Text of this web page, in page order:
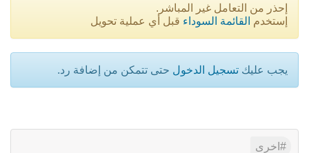
إحذر من التعامل غير المباشر.
إستخدم القائمة السوداء قبل أي عملية تحويل
يجب عليك تسجيل الدخول حتى تتمكن من إضافة رد.
اخرى